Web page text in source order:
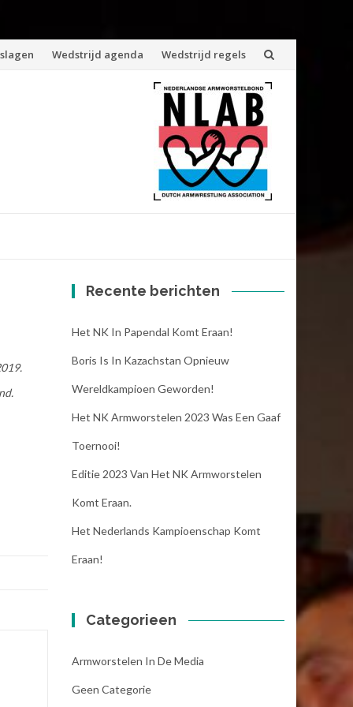
Wedstrijd agenda Wedstrijd regels
Recente berichten
Het NK In Papendal Komt Eraan!
Boris Is In Kazachstan Opnieuw
Wereldkampioen Geworden!
Het NK Armworstelen 2023 Was Een Gaaf
Toernooi!
Editie 2023 Van Het NK Armworstelen
Komt Eraan.
Het Nederlands Kampioenschap Komt
Eraan!
Categorieen
Armworstelen In De Media
Geen Categorie